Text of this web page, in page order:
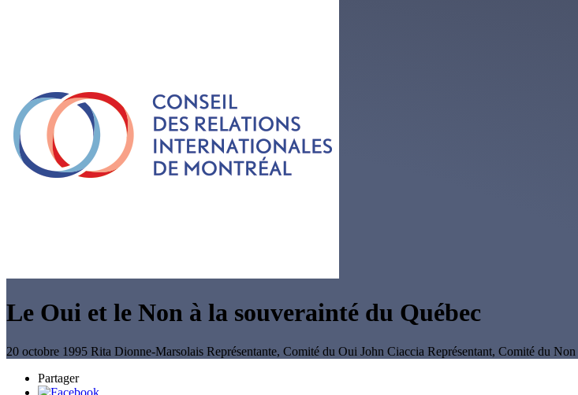
Le Oui et le Non à la souverainté du Québec
20 octobre 1995 Rita Dionne-Marsolais Représentante, Comité du Oui John Ciaccia Représentant, Comité du Non
Partager